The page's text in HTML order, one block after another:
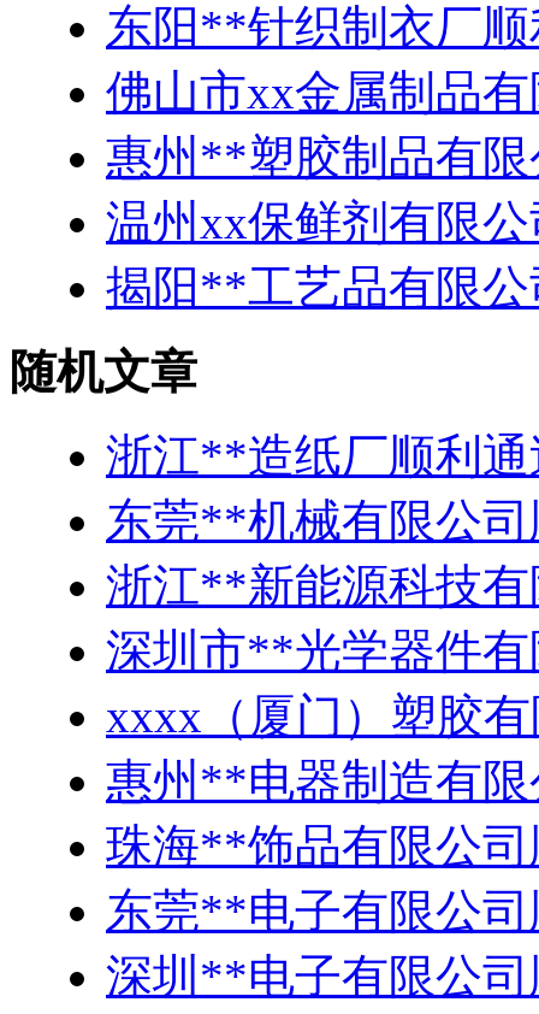
东阳**针织制衣厂
佛山市xx金属制品
惠州**塑胶制品有
温州xx保鲜剂有限
揭阳**工艺品有限
随机文章
浙江**造纸厂顺利通
东莞**机械有限公
浙江**新能源科技
深圳市**光学器件有
xxxx（厦门）塑胶
惠州**电器制造有
珠海**饰品有限公
东莞**电子有限公
深圳**电子有限公